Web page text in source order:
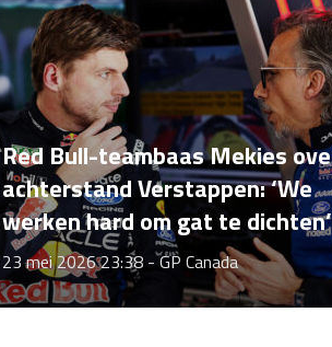
Red Bull-teambaas Mekies
achterstand Verstappen: ‘We
werken hard om gat te dichten’
23 mei 2026 23:38 -GP Canada